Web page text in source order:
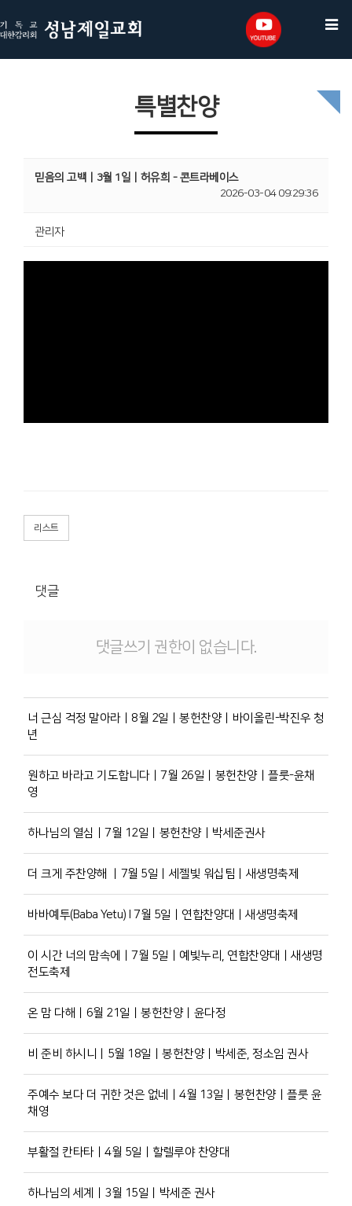
특별찬양
믿음의 고백ㅣ3월 1일ㅣ허유희 - 콘트라베이스
2026-03-04 09:29:36
관리자
리스트
댓글
댓글쓰기 권한이 없습니다.
너 근심 걱정 말아라ㅣ8월 2일ㅣ봉헌찬양ㅣ바이올린-박진우 청
년
원하고 바라고 기도합니다ㅣ7월 26일ㅣ봉헌찬양ㅣ플룻-윤채
영
하나님의 열심ㅣ7월 12일ㅣ봉헌찬양ㅣ박세준권사
더 크게 주찬양해 ㅣ7월 5일ㅣ세젤빛 워십팀ㅣ새생명축제
바바예투(Baba Yetu) l 7월 5일ㅣ연합찬양대ㅣ새생명축제
이 시간 너의 맘속에ㅣ7월 5일ㅣ예빛누리, 연합찬양대ㅣ새생명
전도축제
온 맘 다해ㅣ6월 21일ㅣ봉헌찬양ㅣ윤다정
비 준비 하시니ㅣ5월 18일ㅣ봉헌찬양ㅣ박세준, 정소임 권사
주예수 보다 더 귀한 것은 없네ㅣ4월 13일ㅣ봉헌찬양ㅣ플룻 윤
채영
부활절 칸타타ㅣ4월 5일ㅣ할렐루야 찬양대
하나님의 세계ㅣ3월 15일ㅣ박세준 권사